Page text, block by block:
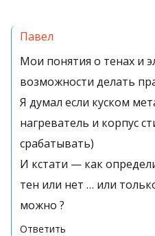
Павел
Мои понятия о тенах и
возможности делать
Я думал если куском
нагреватель и корпус
срабатывать)
И кстати — как
тен или нет … или
можно ?
Ответить